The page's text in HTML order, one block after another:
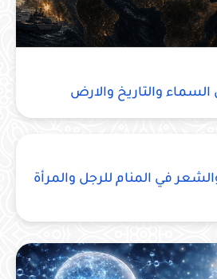
السماء والتاريخ والارض
في المنام للرجل والمرأة